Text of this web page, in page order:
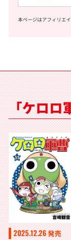
本ページはアフィリエ
「ケロ
2025.12.26発売